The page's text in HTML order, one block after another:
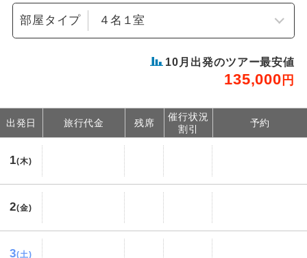
部屋タイプ
10 月出発のツアー最安値
135,000 円
出発日 旅行代金 残席
催行状況
割引
予約
1(木)
2(金)
3(土)